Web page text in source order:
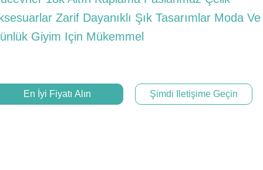
Zarif Dayanıklı Şık Tasarımlar Moda Ve
Giyim Için Mükemmel
En İyi Fiyatı Alın Şimdi Iletişime Geçin